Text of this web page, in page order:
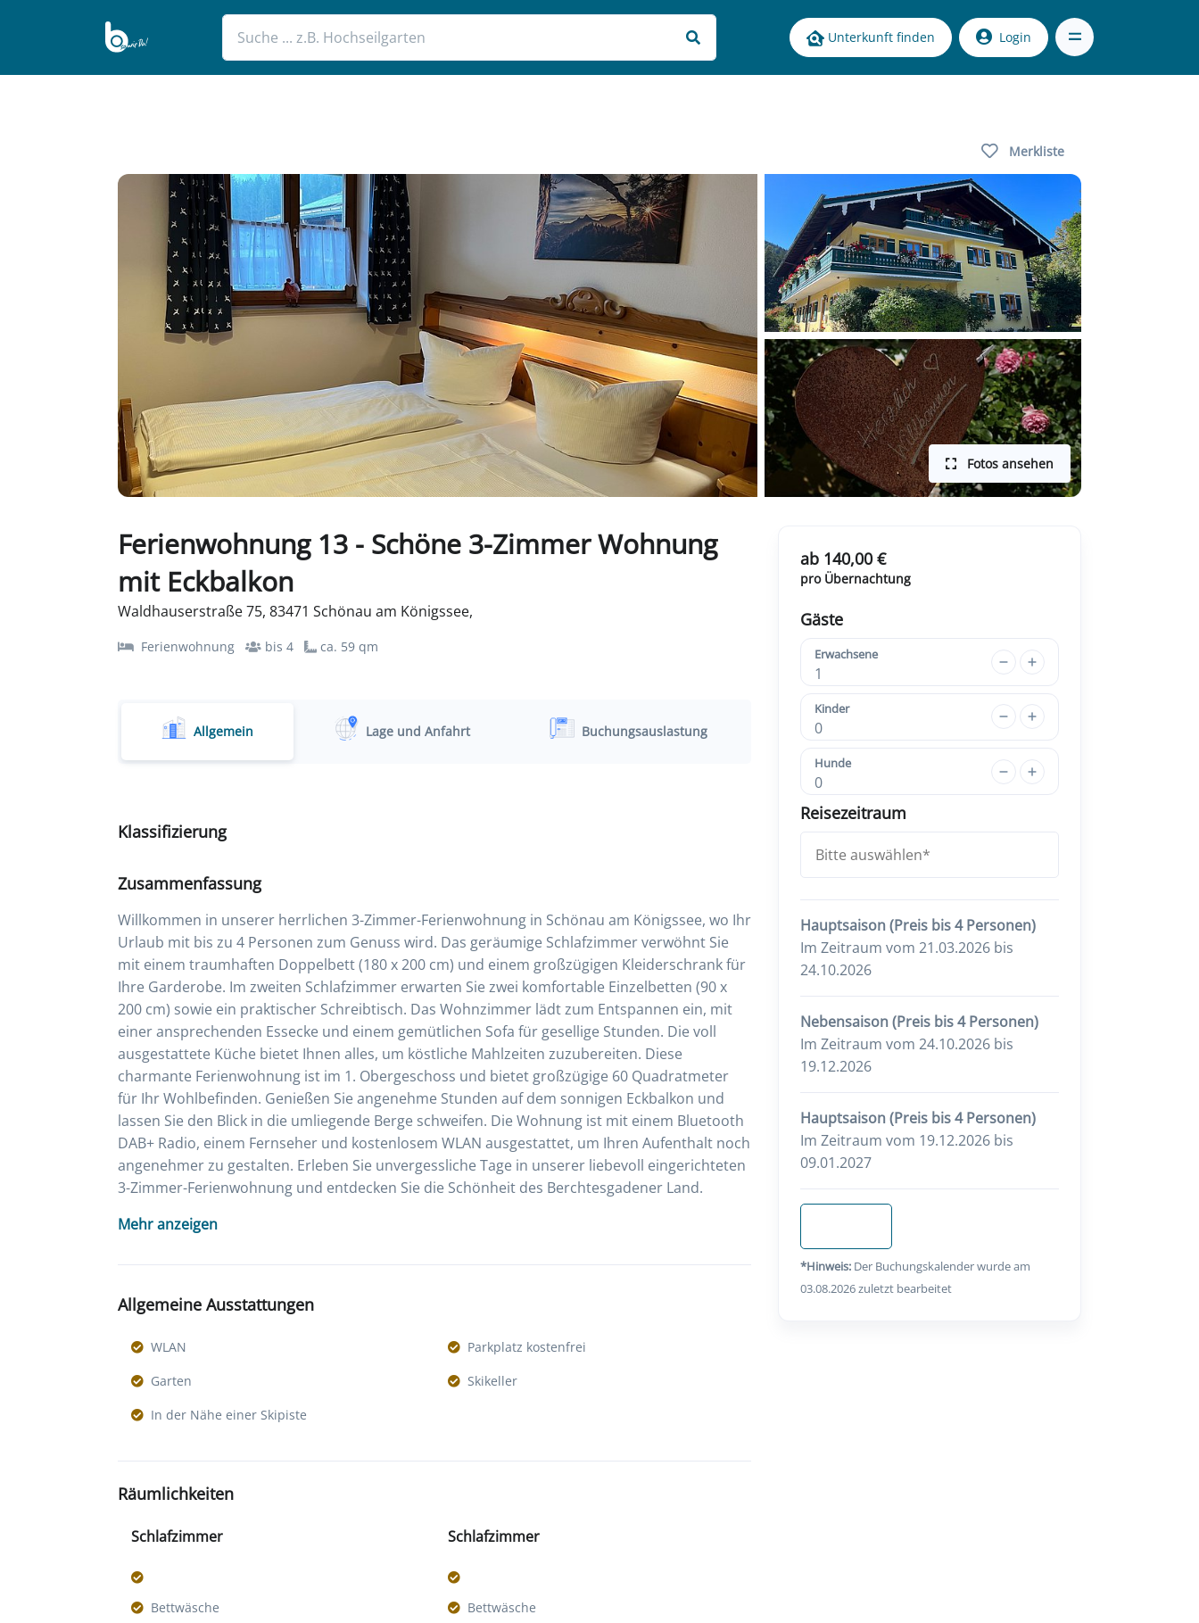
Unterkunft finden Login
Merkliste
Fotos ansehen
Ferienwohnung 13 - Schöne 3-Zimmer Wohnung
mit Eckbalkon
Waldhauserstraße 75, 83471 Schönau am Königssee,
Ferienwohnung bis 4 ca. 59 qm
Allgemein Lage und Anfahrt Buchungsauslastung
Klassifizierung
Zusammenfassung
Willkommen in unserer herrlichen 3-Zimmer-Ferienwohnung in Schönau am Königssee, wo Ihr
Urlaub mit bis zu 4 Personen zum Genuss wird. Das geräumige Schlafzimmer verwöhnt Sie
mit einem traumhaften Doppelbett (180 x 200 cm) und einem großzügigen Kleiderschrank für
Ihre Garderobe. Im zweiten Schlafzimmer erwarten Sie zwei komfortable Einzelbetten (90 x
200 cm) sowie ein praktischer Schreibtisch. Das Wohnzimmer lädt zum Entspannen ein, mit
einer ansprechenden Essecke und einem gemütlichen Sofa für gesellige Stunden. Die voll
ausgestattete Küche bietet Ihnen alles, um köstliche Mahlzeiten zuzubereiten. Diese
charmante Ferienwohnung ist im 1. Obergeschoss und bietet großzügige 60 Quadratmeter
für Ihr Wohlbefinden. Genießen Sie angenehme Stunden auf dem sonnigen Eckbalkon und
lassen Sie den Blick in die umliegende Berge schweifen. Die Wohnung ist mit einem Bluetooth
DAB+ Radio, einem Fernseher und kostenlosem WLAN ausgestattet, um Ihren Aufenthalt noch
angenehmer zu gestalten. Erleben Sie unvergessliche Tage in unserer liebevoll eingerichteten
3-Zimmer-Ferienwohnung und entdecken Sie die Schönheit des Berchtesgadener Land.
Mehr anzeigen
Allgemeine Ausstattungen
WLAN
Parkplatz kostenfrei
Garten
Skikeller
In der Nähe einer Skipiste
Räumlichkeiten
Schlafzimmer
Bettwäsche
Schlafzimmer
Bettwäsche
ab 140,00 €
pro Übernachtung
Gäste
Erwachsene
1
Kinder
0
Hunde
0
Reisezeitraum
Hauptsaison (Preis bis 4 Personen)
Im Zeitraum vom 21.03.2026 bis
24.10.2026
Nebensaison (Preis bis 4 Personen)
Im Zeitraum vom 24.10.2026 bis
19.12.2026
Hauptsaison (Preis bis 4 Personen)
Im Zeitraum vom 19.12.2026 bis
09.01.2027
*Hinweis: Der Buchungskalender wurde am
03.08.2026 zuletzt bearbeitet